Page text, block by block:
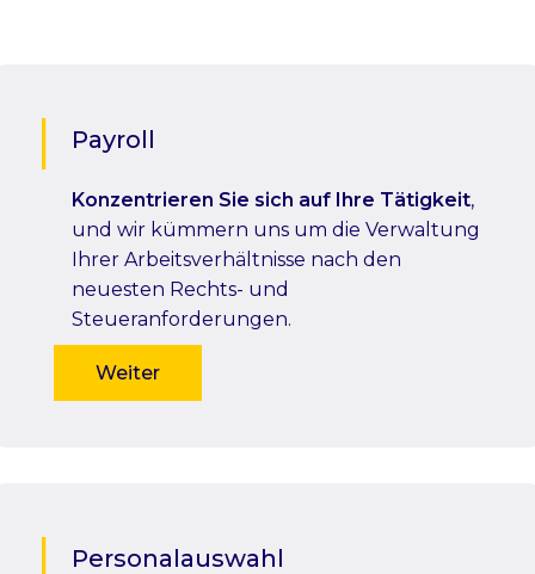
Payroll
Konzentrieren Sie sich auf Ihre Tätigkeit,
und wir kümmern uns um die Verwaltung
Ihrer Arbeitsverhältnisse nach den
neuesten Rechts- und
Steueranforderungen.
Weiter
Personalauswahl